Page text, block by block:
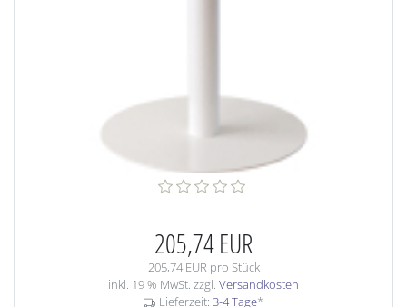
205,74 EUR
205,74 EUR pro Stück
inkl. 19 % MwSt. zzgl. Versandkosten
Lieferzeit: 3-4 Tage*